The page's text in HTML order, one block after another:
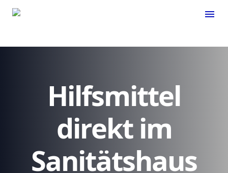
menu
Hilfsmittel
direkt im
Sanitätshaus